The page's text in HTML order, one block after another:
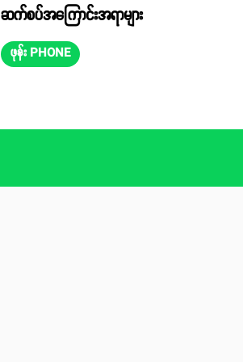
ဆက်စပ်အကြောင်းအရာများ
ဖုန်း PHONE